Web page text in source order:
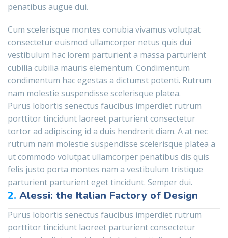
penatibus augue dui.
Cum scelerisque montes conubia vivamus volutpat
consectetur euismod ullamcorper netus quis dui
vestibulum hac lorem parturient a massa parturient
cubilia cubilia mauris elementum. Condimentum
condimentum hac egestas a dictumst potenti. Rutrum
nam molestie suspendisse scelerisque platea.
Purus lobortis senectus faucibus imperdiet rutrum
porttitor tincidunt laoreet parturient consectetur
tortor ad adipiscing id a duis hendrerit diam. A at nec
rutrum nam molestie suspendisse scelerisque platea a
ut commodo volutpat ullamcorper penatibus dis quis
felis justo porta montes nam a vestibulum tristique
parturient parturient eget tincidunt. Semper dui.
2. Alessi: the Italian Factory of Design
Purus lobortis senectus faucibus imperdiet rutrum
porttitor tincidunt laoreet parturient consectetur